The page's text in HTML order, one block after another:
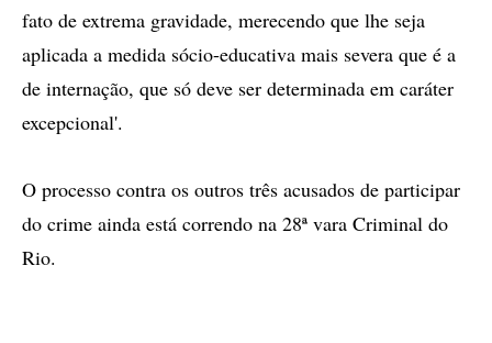
fato de extrema gravidade, merecendo que lhe seja
aplicada a medida sócio-educativa mais severa que é a
de internação, que só deve ser determinada em caráter
excepcional'.
O processo contra os outros três acusados de participar
do crime ainda está correndo na 28ª vara Criminal do
Rio.